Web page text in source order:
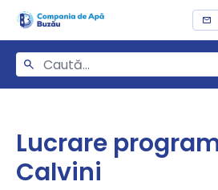
Lucrare
Calvini